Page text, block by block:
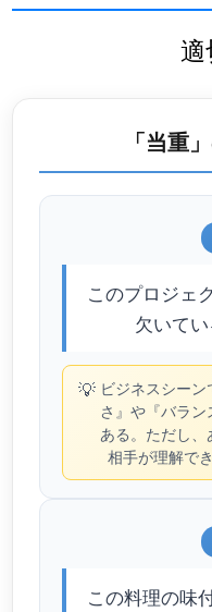
適
「当重
このプロジェ
欠いてい
💡 ビジネスシー
さ』や『バラ
ある。ただし、
相手が理解で
この料理の味